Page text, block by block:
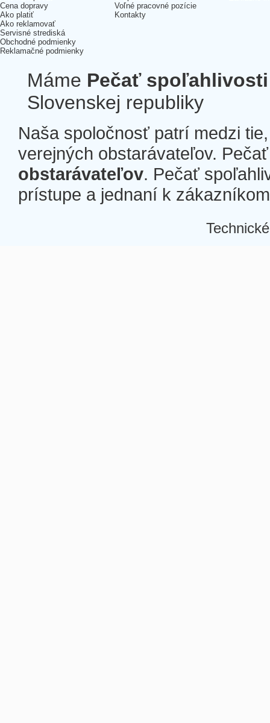
Cena dopravy
Ako platiť
Ako reklamovať
Servisné strediská
Obchodné podmienky
Reklamačné podmienky
Voľné pracovné pozície
Kontakty
Máme Pečať spoľahlivosti
Slovenskej republiky
Naša spoločnosť patrí medzi
verejných obstarávateľov.
obstarávateľov. Pečať
prístupe a jednaní k